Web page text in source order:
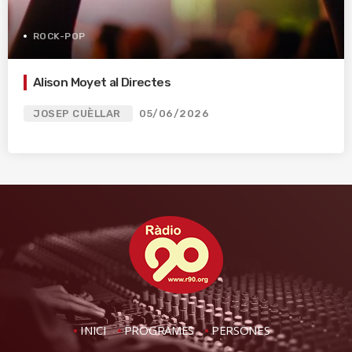
ROCK-POP
Alison Moyet al Directes
JOSEP CUÈLLAR 05/06/2026
INICI PROGRAMES PERSONES